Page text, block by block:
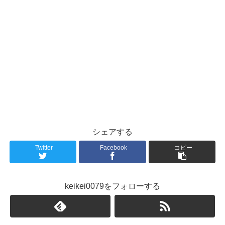
シェアする
Twitter Facebook コピー
keikei0079をフォローする